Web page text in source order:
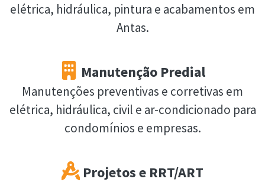
elétrica, hidráulica, pintura e acabamentos em
Antas.
Manutenção Predial
Manutenções preventivas e corretivas em
elétrica, hidráulica, civil e ar-condicionado para
condomínios e empresas.
Projetos e RRT/ART